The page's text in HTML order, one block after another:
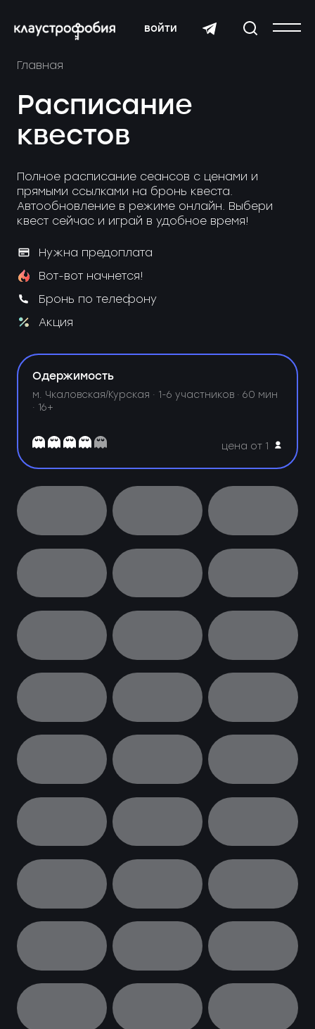
войти
Главная
Расписание
квестов
Полное расписание сеансов с ценами и
прямыми ссылками на бронь квеста.
Автообновление в режиме онлайн. Выбери
квест сейчас и играй в удобное время!
Нужна предоплата
Вот-вот начнется!
Бронь по телефону
Акция
Одержимость
м. Чкаловская/Курская · 1-6 участников · 60 мин
· 16+
цена от 1